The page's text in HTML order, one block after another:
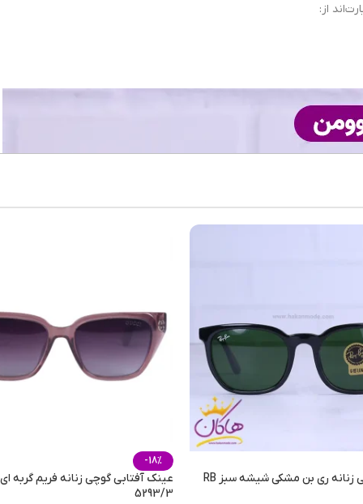
از:
عینک آفتابی زنانه ری بن مشکی شیشه سبز RB
-18%
عینک آفتابی گوچی زنانه فریم گربه
5293/3